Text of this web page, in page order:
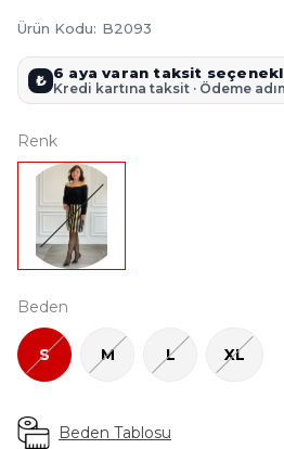
Ürün Kodu: B2093
₺ 6 aya varan taksit
Kredi kartına taksit · Ödeme
Renk
Beden
S M L XL
Beden Tablosu